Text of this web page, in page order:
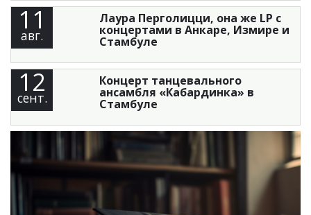
11
авг.
Лаура Перголицци, она же LP с
концертами в Анкаре, Измире и
Стамбуле
12
сент.
Концерт танцевального
ансамбля «Кабардинка» в
Стамбуле